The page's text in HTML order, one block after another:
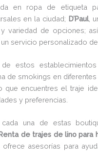
en ropa de etiqueta
en la ciudad; D’Paul,
y variedad de opciones;
servicio personalizado de
estos
de smokings en
que encuentres el traje
y preferencias.
cada una de estas
de trajes de lino para
ofrece asesorías para